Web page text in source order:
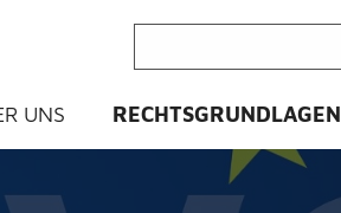
UNS RECHTSGRUNDLAGEN